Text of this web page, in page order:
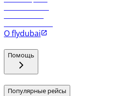
О flydubai
Помощь
Популярные рейсы